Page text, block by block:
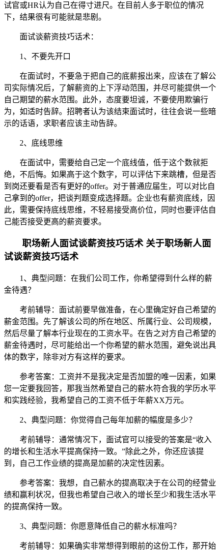
试官或HR认为自己在得寸进尺。在目前人多于职位的情况
下，结果很有可能就是悲剧。
面试谈薪资技巧话术：
1、不要先开口
在面试时，不要急于把自己的底薪报出来，应该在了解公
司实际情况后，了解薪资的上下浮动范围，并尽可能提供一个
自己期望的薪水范围。此外，态度要坦诚，不要使用欺骗行
为，如适时告辞。招聘者认为该结束面试时，往往会说一些暗
示的话语，求职者应该主动告辞。
2、底线思维
在面试中，需要给自己定一个底线值，低于这个数就拒
绝，不后悔。如果高于这个数字，可以评估下来跳槽，但是否
到岗还要看是否有更好的offer。对于普通应届生，可以对比自
己拿到的offer，把谈判题变成选择题。企业也有薪资底线，因
此，需要保持底线思维，不轻易接受高价位，同时也要评估自
己能否接受更高的薪资要求。
职场新人面试谈薪资技巧话术 关于职场新人面
试谈薪资技巧话术
1、典型问题：在我们公司工作，你希望得到什么样的薪
金待遇？
考前辅导：面试前要早做准备，在心里确定好自己希望的
薪金范围。先了解该公司的所在地区、所属行业、公司规模，
然后尽量了解本行业现在的工资水平。在告之对方自己希望的
薪金待遇时，尽可能给出一个你希望的薪水范围，避免说出具
体的数字，除非对方有这样的要求。
参考答案：工资并不是我决定是否加盟的唯一因素，如果
您一定要我回答，那我当然希望自己的薪水符合我的学历水平
和实践经验，我希望自己的工资不低于年薪XX万元。
2、典型问题：你觉得自己每年加薪的幅度是多少？
考前辅导：通常情况下，面试官可以接受的答案是“收入
的增长和生活水平提高保持一致。”除此之外，你还应该提
到，自己工作业绩的提高是加薪的决定性因素。
参考答案：我想，自己薪水的提高取决于在公司的经营业
绩和赢利状况，但我也希望自己收入的增长至少和我生活水平
的提高保持一致。
3、典型问题：你愿意降低自己的薪水标准吗？
考前辅导：如果确实非常想得到眼前的这份工作，那开始